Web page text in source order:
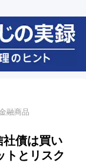
融商品
社債は買い
トとリスク